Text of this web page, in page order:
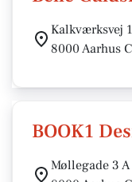
Kalkværksvej
8000 Aarhus C
BOOK1
Møllegade 3 A